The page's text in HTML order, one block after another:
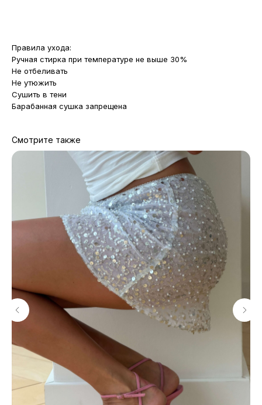
Правила ухода:
Ручная стирка при температуре не выше 30%
Не отбеливать
Не утюжить
Сушить в тени
Барабанная сушка запрещена
Смотрите также
МАГАЗИНЫ
Потрогать, примерить,
ВЛЮБИТЬСЯ И КУПИТЬ
наш бренд вы можете по адресу